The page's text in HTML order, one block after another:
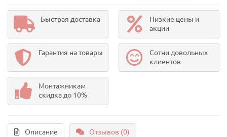
Быстрая доставка
Низкие цены и
акции
Гарантия на товары
Сотни довольных
клиентов
Монтажникам
скидка до 10%
Описание Отзывов (0)